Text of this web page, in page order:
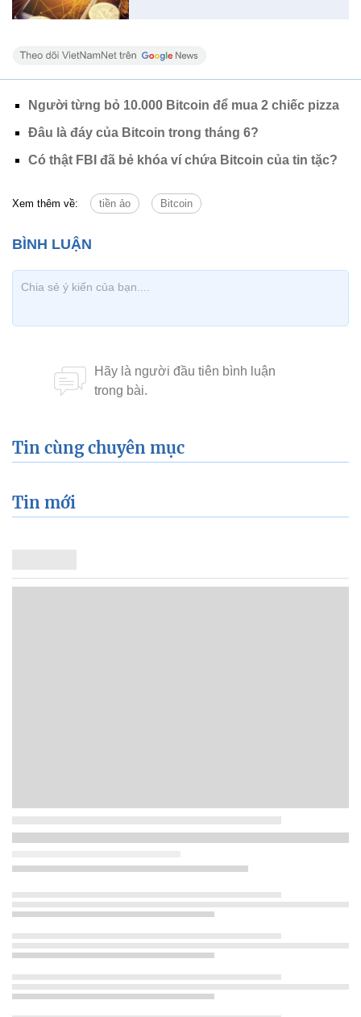
Người từng bỏ 10.000 Bitcoin để mua 2 chiếc pizza
Đâu là đáy của Bitcoin trong tháng 6?
Có thật FBI đã bẻ khóa ví chứa Bitcoin của tin tặc?
Xem thêm về: tiền ảo Bitcoin
Tin cùng chuyên mục
Tin mới